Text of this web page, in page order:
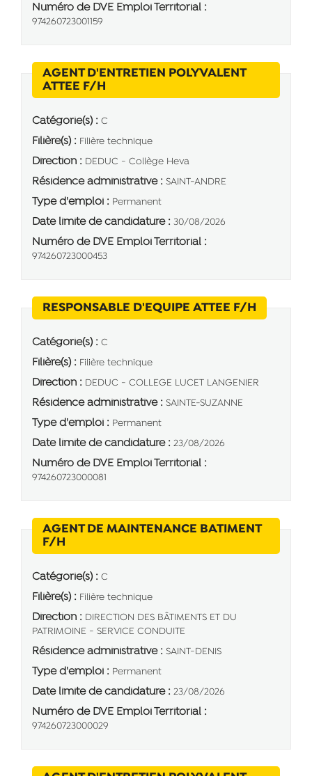
Numéro de DVE Emploi Territorial :
974260723001159
AGENT D'ENTRETIEN POLYVALENT
ATTEE F/H
Catégorie(s) : C
Filière(s) : Filière technique
Direction : DEDUC - Collège Heva
Résidence administrative : SAINT-ANDRE
Type d'emploi : Permanent
Date limite de candidature : 30/08/2026
Numéro de DVE Emploi Territorial :
974260723000453
RESPONSABLE D'EQUIPE ATTEE F/H
Catégorie(s) : C
Filière(s) : Filière technique
Direction : DEDUC - COLLEGE LUCET LANGENIER
Résidence administrative : SAINTE-SUZANNE
Type d'emploi : Permanent
Date limite de candidature : 23/08/2026
Numéro de DVE Emploi Territorial :
974260723000081
AGENT DE MAINTENANCE BATIMENT
F/H
Catégorie(s) : C
Filière(s) : Filière technique
Direction : DIRECTION DES BÂTIMENTS ET DU
PATRIMOINE - SERVICE CONDUITE
Résidence administrative : SAINT-DENIS
Type d'emploi : Permanent
Date limite de candidature : 23/08/2026
Numéro de DVE Emploi Territorial :
974260723000029